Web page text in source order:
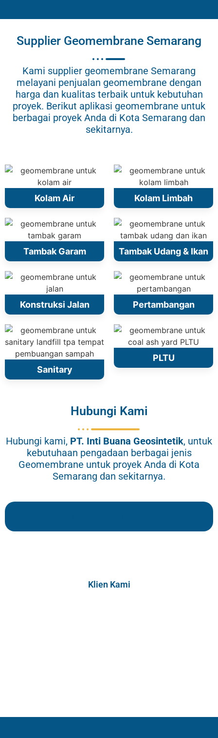
Supplier Geomembrane Semarang
Kami supplier geomembrane Semarang
melayani penjualan geomembrane dengan
harga dan kualitas terbaik untuk kebutuhan
proyek. Berikut aplikasi geomembrane untuk
berbagai proyek Anda di Kota Semarang dan
sekitarnya.
Kolam Air Kolam Limbah
Tambak Garam Tambak Udang & Ikan
Konstruksi Jalan Pertambangan
Sanitary
PLTU
Hubungi Kami
Hubungi kami, PT. Inti Buana Geosintetik, untuk
kebutuhaan pengadaan berbagai jenis
Geomembrane untuk proyek Anda di Kota
Semarang dan sekitarnya.
Klien Kami